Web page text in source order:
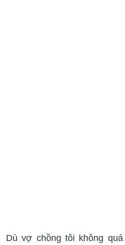
Dù vợ chồng tôi không